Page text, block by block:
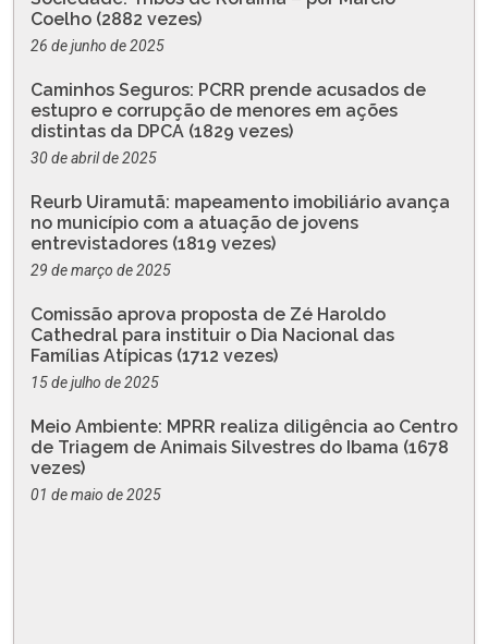
Coelho (2882 vezes)
26 de junho de 2025
Caminhos Seguros: PCRR prende acusados de
estupro e corrupção de menores em ações
distintas da DPCA (1829 vezes)
30 de abril de 2025
Reurb Uiramutã: mapeamento imobiliário avança
no município com a atuação de jovens
entrevistadores (1819 vezes)
29 de março de 2025
Comissão aprova proposta de Zé Haroldo
Cathedral para instituir o Dia Nacional das
Famílias Atípicas (1712 vezes)
15 de julho de 2025
Meio Ambiente: MPRR realiza diligência ao Centro
de Triagem de Animais Silvestres do Ibama (1678
vezes)
01 de maio de 2025